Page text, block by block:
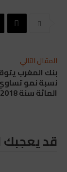
المقال التالي
بنك المغرب
المائة سنة 2018
قد يعجبك